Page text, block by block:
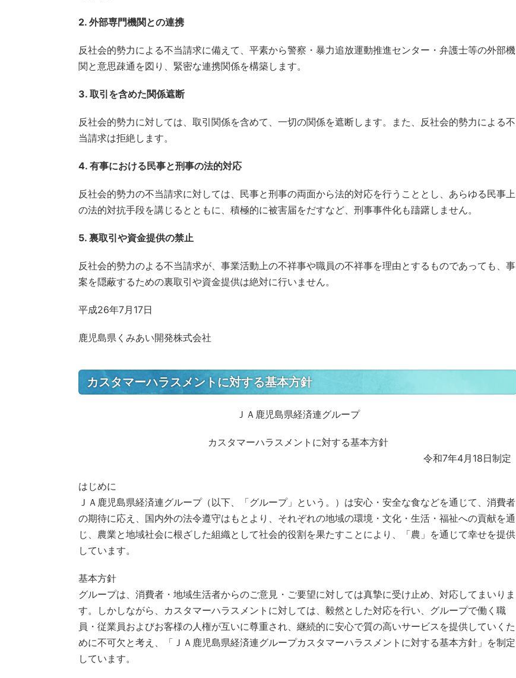
2. 外部専門機関との連携
反社会的勢力による不当請求に備えて、平素から警察・暴力追放運動推進センター・弁護士等の外部機
関と意思疎通を図り、緊密な連携関係を構築します。
3. 取引を含めた関係遮断
反社会的勢力に対しては、取引関係を含めて、一切の関係を遮断します。また、反社会的勢力による不
当請求は拒絶します。
4. 有事における民事と刑事の法的対応
反社会的勢力の不当請求に対しては、民事と刑事の両面から法的対応を行うこととし、あらゆる民事上
の法的対抗手段を講じるとともに、積極的に被害届をだすなど、刑事事件化も躊躇しません。
5. 裏取引や資金提供の禁止
反社会的勢力のよる不当請求が、事業活動上の不祥事や職員の不祥事を理由とするものであっても、事
案を隠蔽するための裏取引や資金提供は絶対に行いません。
平成26年7月17日
鹿児島県くみあい開発株式会社
カスタマーハラスメントに対する基本方針
ＪＡ鹿児島県経済連グループ
カスタマーハラスメントに対する基本方針
令和7年4月18日制定
はじめに
ＪＡ鹿児島県経済連グループ（以下、「グループ」という。）は安心・安全な食などを通じて、消費者
の期待に応え、国内外の法令遵守はもとより、それぞれの地域の環境・文化・生活・福祉への貢献を通
じ、農業と地域社会に根ざした組織として社会的役割を果たすことにより、「農」を通じて幸せを提供
しています。
基本方針
グループは、消費者・地域生活者からのご意見・ご要望に対しては真摯に受け止め、対応してまいりま
す。しかしながら、カスタマーハラスメントに対しては、毅然とした対応を行い、グループで働く職
員・従業員およびお客様の人権が互いに尊重され、継続的に安心で質の高いサービスを提供していくた
めに不可欠と考え、「ＪＡ鹿児島県経済連グループカスタマーハラスメントに対する基本方針」を制定
しています。